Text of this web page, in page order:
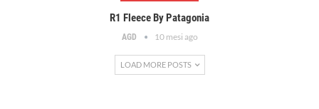
R1 Fleece By Patagonia
AGD 10 mesi ago
LOAD MORE POSTS